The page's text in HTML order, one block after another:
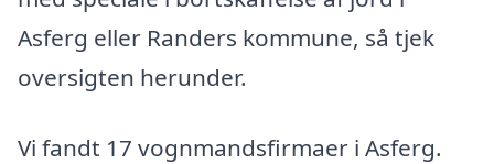
Asferg eller Randers kommune, så tjek
oversigten herunder.
Vi fandt 17 vognmandsfirmaer i Asferg.